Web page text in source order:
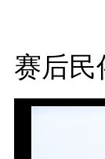
赛后民